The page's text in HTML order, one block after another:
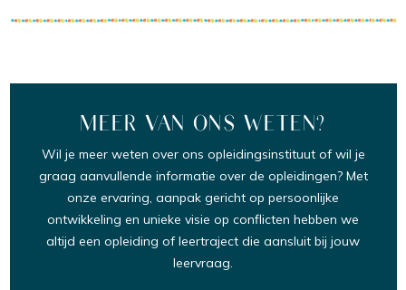
MEER VAN ONS WETEN?
Wil je meer weten over ons opleidingsinstituut of wil je
graag aanvullende informatie over de opleidingen? Met
onze ervaring, aanpak gericht op persoonlijke
ontwikkeling en unieke visie op conflicten hebben we
altijd een opleiding of leertraject die aansluit bij jouw
leervraag.